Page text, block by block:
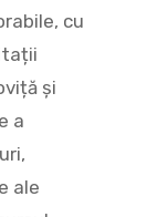
cu
și
a
ale